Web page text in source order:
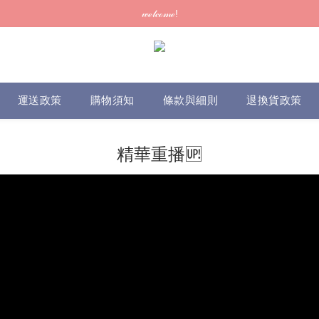
訂單可供取貨/發貨後會發出電郵通知，請填妥正確資料 (*通知以電郵為
𝓌ℯ𝓁𝒸ℴ𝓂ℯ!
訂單可供取貨/發貨後會發出電郵通知，請填妥正確資料 (*通知以電郵為
運送政策 購物須知 條款與細則 退換貨政策
精華重播🆙